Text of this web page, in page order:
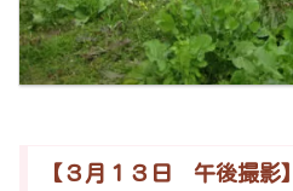
【３月１３日 午後撮影】